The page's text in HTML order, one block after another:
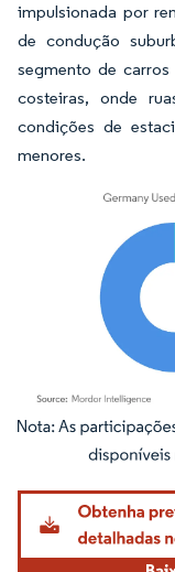
impulsionada por
de condução
segmento de
costeiras, onde
condições de
menores.
Imagem © Mordor